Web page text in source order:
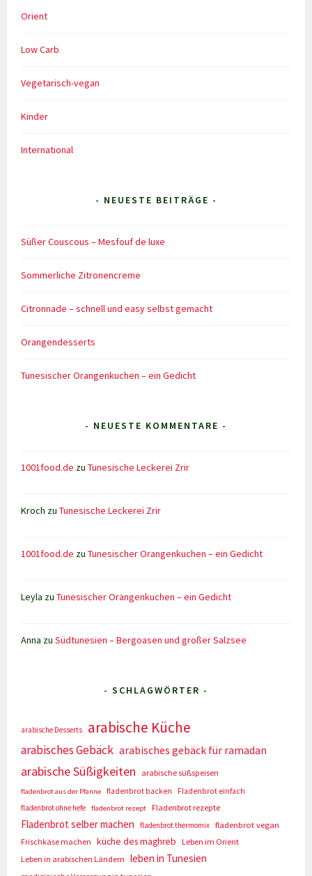
Orient
Low Carb
Vegetarisch-vegan
Kinder
International
- NEUESTE BEITRÄGE -
Süßer Couscous – Mesfouf de luxe
Sommerliche Zitronencreme
Citronnade – schnell und easy selbst gemacht
Orangendesserts
Tunesischer Orangenkuchen – ein Gedicht
- NEUESTE KOMMENTARE -
1001food.de zuTunesische Leckerei Zrir
Kroch zuTunesische Leckerei Zrir
1001food.de zuTunesischer Orangenkuchen – ein Gedicht
Leyla zuTunesischer Orangenkuchen – ein Gedicht
Anna zuSüdtunesien – Bergoasen und großer Salzsee
- SCHLAGWÖRTER -
arabische Desserts arabische Küche
arabisches Gebäck arabisches gebäck für ramadan
arabische Süßigkeiten arabische süßspeisen
fladenbrot aus der Pfanne fladenbrot backen
Fladenbrot einfach
fladenbrot ohne hefe
fladenbrot rezept Fladenbrot rezepte
Fladenbrot selber machen fladenbrot thermomix fladenbrot vegan
Frischkäse machen
küche des maghreb
Leben im Orient
Leben in arabischen Ländern
leben in Tunesien